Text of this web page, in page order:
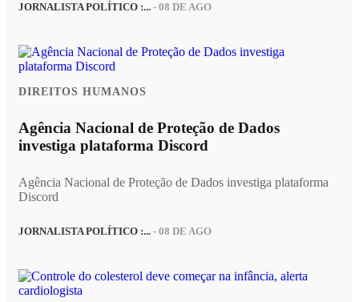
JORNALISTA POLÍTICO :... - 08 DE AGO
DIREITOS HUMANOS
Agência Nacional de Proteção de Dados
investiga plataforma Discord
Agência Nacional de Proteção de Dados investiga plataforma
Discord
JORNALISTA POLÍTICO :... - 08 DE AGO